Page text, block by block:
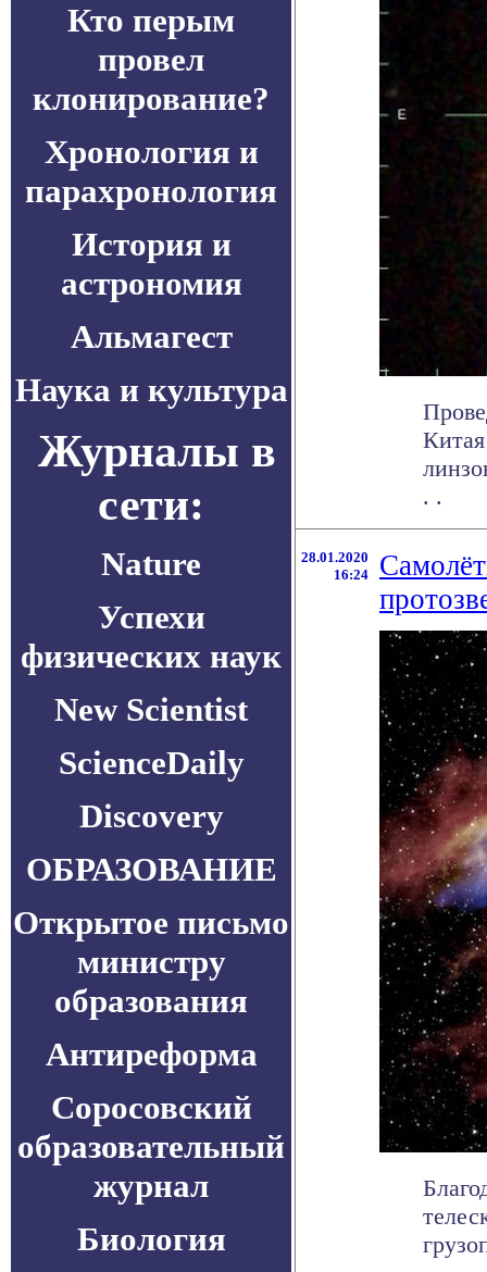
Кто перым
провел
клонирование?
Хронология и
парахронология
История и
астрономия
Альмагест
Наука и культура
Журналы в
сети:
Nature
Успехи
физических наук
New Scientist
ScienceDaily
Discovery
ОБРАЗОВАНИЕ
Открытое письмо
министру
образования
Антиреформа
Соросовский
образовательный
журнал
Биология
. .
28.01.2020
16:24